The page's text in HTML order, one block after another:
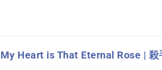
My Heart is That Eternal Rose | 殺